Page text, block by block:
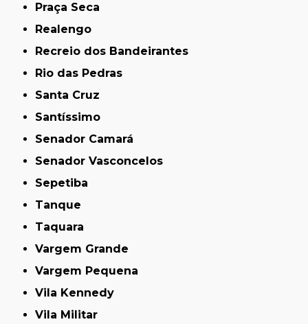
Praça Seca
Realengo
Recreio dos Bandeirantes
Rio das Pedras
Santa Cruz
Santíssimo
Senador Camará
Senador Vasconcelos
Sepetiba
Tanque
Taquara
Vargem Grande
Vargem Pequena
Vila Kennedy
Vila Militar